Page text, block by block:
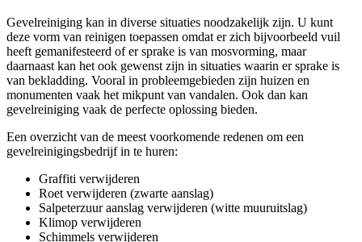
Gevelreiniging kan in diverse situaties noodzakelijk zijn. U kunt
deze vorm van reinigen toepassen omdat er zich bijvoorbeeld vuil
heeft gemanifesteerd of er sprake is van mosvorming, maar
daarnaast kan het ook gewenst zijn in situaties waarin er sprake is
van bekladding. Vooral in probleemgebieden zijn huizen en
monumenten vaak het mikpunt van vandalen. Ook dan kan
gevelreiniging vaak de perfecte oplossing bieden.
Een overzicht van de meest voorkomende redenen om een
gevelreinigingsbedrijf in te huren:
Graffiti verwijderen
Roet verwijderen (zwarte aanslag)
Salpeterzuur aanslag verwijderen (witte muuruitslag)
Klimop verwijderen
Schimmels verwijderen